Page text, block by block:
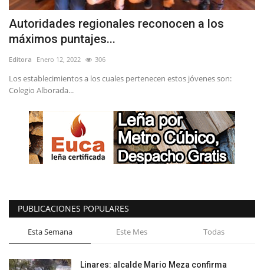
Autoridades regionales reconocen a los
máximos puntajes...
Editora Enero 12, 2022 306
Los establecimientos a los cuales pertenecen estos jóvenes son:
Colegio Alborada...
PUBLICACIONES POPULARES
Esta Semana Este Mes Todas
Linares: alcalde Mario Meza confirma